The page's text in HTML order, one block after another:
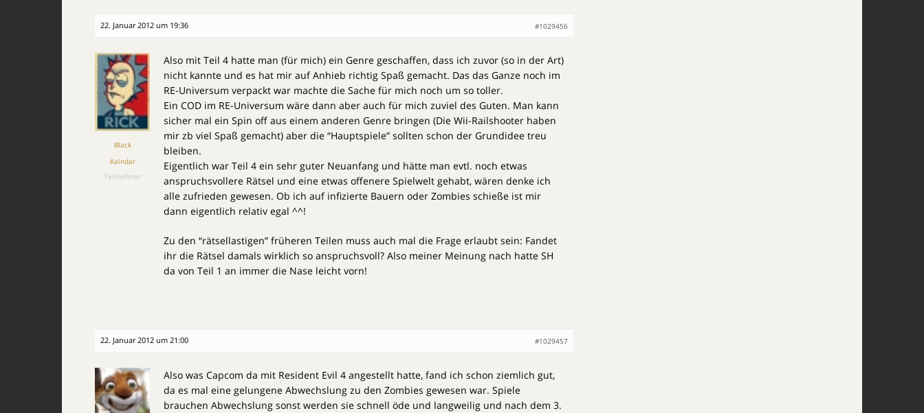
22. Januar 2012 um 19:36 #1029456
Black
Kaindar
Teilnehmer
Also mit Teil 4 hatte man (für mich) ein Genre geschaffen, dass ich zuvor (so in der Art)
nicht kannte und es hat mir auf Anhieb richtig Spaß gemacht. Das das Ganze noch im
RE-Universum verpackt war machte die Sache für mich noch um so toller.
Ein COD im RE-Universum wäre dann aber auch für mich zuviel des Guten. Man kann
sicher mal ein Spin off aus einem anderen Genre bringen (Die Wii-Railshooter haben
mir zb viel Spaß gemacht) aber die “Hauptspiele” sollten schon der Grundidee treu
bleiben.
Eigentlich war Teil 4 ein sehr guter Neuanfang und hätte man evtl. noch etwas
anspruchsvollere Rätsel und eine etwas offenere Spielwelt gehabt, wären denke ich
alle zufrieden gewesen. Ob ich auf infizierte Bauern oder Zombies schieße ist mir
dann eigentlich relativ egal ^^!
Zu den “rätsellastigen” früheren Teilen muss auch mal die Frage erlaubt sein: Fandet
ihr die Rätsel damals wirklich so anspruchsvoll? Also meiner Meinung nach hatte SH
da von Teil 1 an immer die Nase leicht vorn!
22. Januar 2012 um 21:00 #1029457
Also was Capcom da mit Resident Evil 4 angestellt hatte, fand ich schon ziemlich gut,
da es mal eine gelungene Abwechslung zu den Zombies gewesen war. Spiele
brauchen Abwechslung sonst werden sie schnell öde und langweilig und nach dem 3.